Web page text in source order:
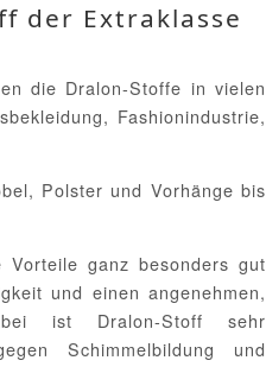
der Extraklasse
die Dralon-Stoffe in vielen
Fashionindustrie,
Polster und Vorhänge bis
ganz besonders gut
und einen angenehmen,
ist Dralon-Stoff sehr
Schimmelbildung und